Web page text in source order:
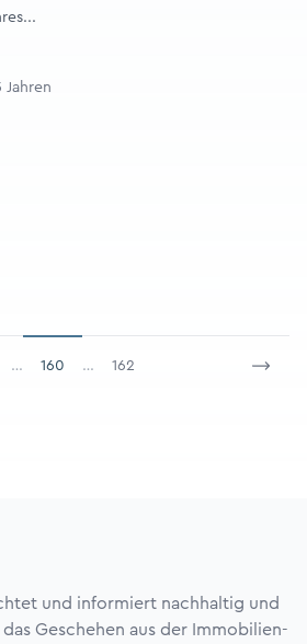
Jahren
… 160 … 162
und informiert nachhaltig und
Geschehen aus der Immobilien-